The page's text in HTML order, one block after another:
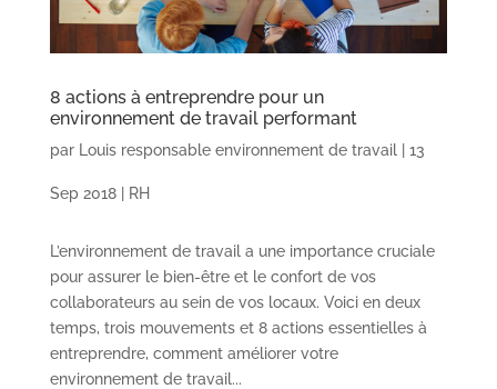
8 actions à entreprendre pour un
environnement de travail performant
par Louis responsable environnement de travail| 13
Sep 2018| RH
L’environnement de travail a une importance cruciale
pour assurer le bien-être et le confort de vos
collaborateurs au sein de vos locaux. Voici en deux
temps, trois mouvements et 8 actions essentielles à
entreprendre, comment améliorer votre
environnement de travail...